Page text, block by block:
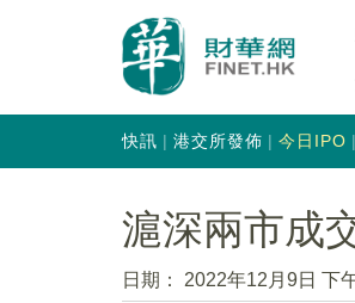
快訊 港交所發佈 今日IPO
滬深兩市成
日期：
2022年12月9日 下